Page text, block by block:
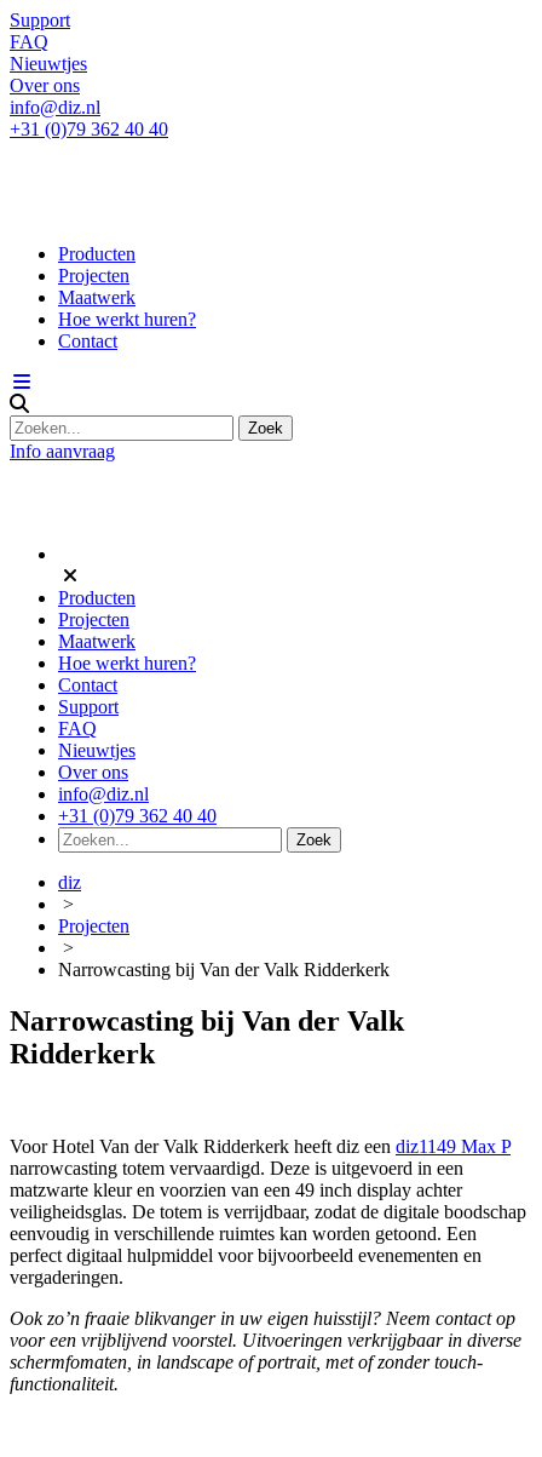
Support
FAQ
Nieuwtjes
Over ons
info@diz.nl
+31 (0)79 362 40 40
Producten
Projecten
Maatwerk
Hoe werkt huren?
Contact
Info aanvraag
Producten
Projecten
Maatwerk
Hoe werkt huren?
Contact
Support
FAQ
Nieuwtjes
Over ons
info@diz.nl
+31 (0)79 362 40 40
diz
>
Projecten
>
Narrowcasting bij Van der Valk Ridderkerk
Narrowcasting bij Van der Valk
Ridderkerk
Voor Hotel Van der Valk Ridderkerk heeft diz een diz1149 Max P
narrowcasting totem vervaardigd. Deze is uitgevoerd in een
matzwarte kleur en voorzien van een 49 inch display achter
veiligheidsglas. De totem is verrijdbaar, zodat de digitale boodschap
eenvoudig in verschillende ruimtes kan worden getoond. Een
perfect digitaal hulpmiddel voor bijvoorbeeld evenementen en
vergaderingen.
Ook zo’n fraaie blikvanger in uw eigen huisstijl? Neem contact op
voor een vrijblijvend voorstel. Uitvoeringen verkrijgbaar in diverse
schermfomaten, in landscape of portrait, met of zonder touch-
functionaliteit.